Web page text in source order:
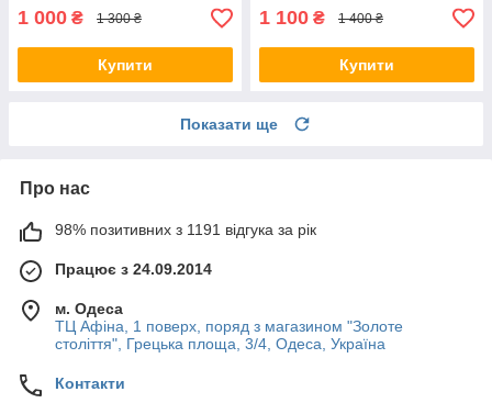
1 000 ₴ 1 300 ₴
Купити
1 100 ₴ 1 400 ₴
Купити
Показати ще
Про нас
98% позитивних з 1191 відгука за рік
Працює з 24.09.2014
м. Одеса
ТЦ Афіна, 1 поверх, поряд з магазином "Золоте
століття", Грецька площа, 3/4, Одеса, Україна
Контакти